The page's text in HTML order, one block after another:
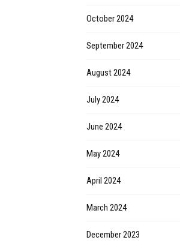
October 2024
September 2024
August 2024
July 2024
June 2024
May 2024
April 2024
March 2024
December 2023